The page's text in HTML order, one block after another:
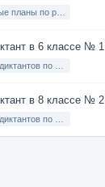
в 6 классе № 1
в 8 классе № 2